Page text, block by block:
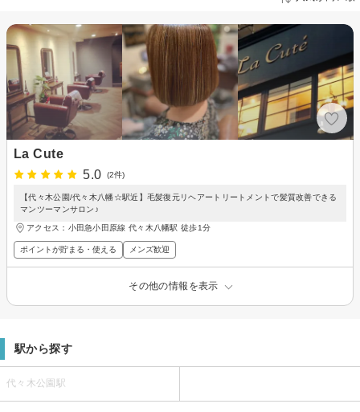
La Cute
5.0
(2件)
【代々木公園/代々木八幡☆駅近】毛髪復元リヘアートリートメントで髪質改善できる
マンツーマンサロン♪
アクセス：小田急小田原線 代々木八幡駅 徒歩1分
ポイントが貯まる・使える メンズ歓迎
その他の情報を表示
駅から探す
代々木公園駅